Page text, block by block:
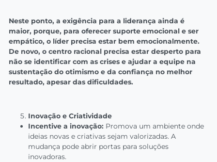
Neste ponto, a exigência para a liderança ainda é
maior, porque, para oferecer suporte emocional e ser
empático, o líder precisa estar bem emocionalmente.
De novo, o centro racional precisa estar desperto para
não se identificar com as crises e ajudar a equipe na
sustentação do otimismo e da confiança no melhor
resultado, apesar das dificuldades.
Inovação e Criatividade
Incentive a inovação: Promova um ambiente onde
ideias novas e criativas sejam valorizadas. A
mudança pode abrir portas para soluções
inovadoras.